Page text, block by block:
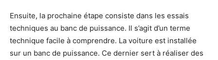
Ensuite, la prochaine étape consiste dans les essais
techniques au banc de puissance. Il s’agit d’un terme
technique facile à comprendre. La voiture est installée
sur un banc de puissance. Ce dernier sert à réaliser des